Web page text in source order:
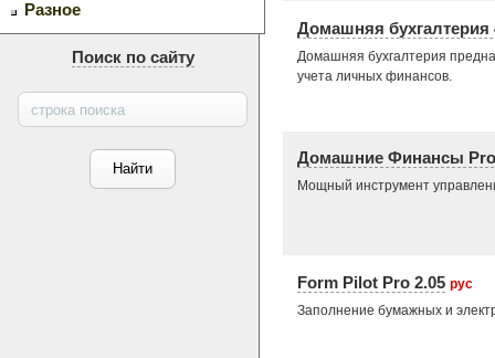
Разное
Поиск по сайту
Домашняя бухгалтерия
Домашняя бухгалтерия
учета личных финансов.
Домашние Финансы Pro
Мощный инструмент
Form Pilot Pro 2.05 рус
Заполнение бумажных и